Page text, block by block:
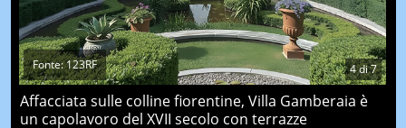
4di7
Fonte: 123RF
Affacciata sulle colline fiorentine, Villa Gamberaia è
un capolavoro del XVII secolo con terrazze